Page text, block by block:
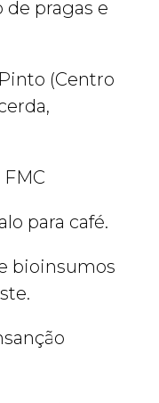
pragas e
(Centro
FMC
para café.
bioinsumos